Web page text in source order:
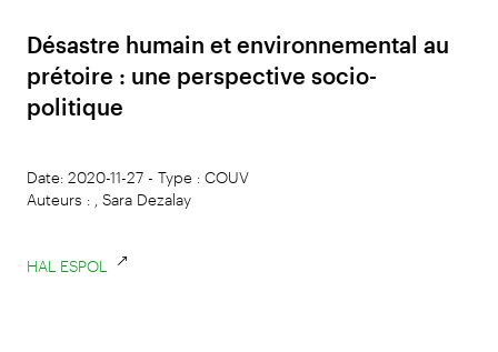
Désastre humain et environnemental au
prétoire : une perspective socio-
politique
Date: 2020-11-27 - Type : COUV
Auteurs : , Sara Dezalay
HAL ESPOL